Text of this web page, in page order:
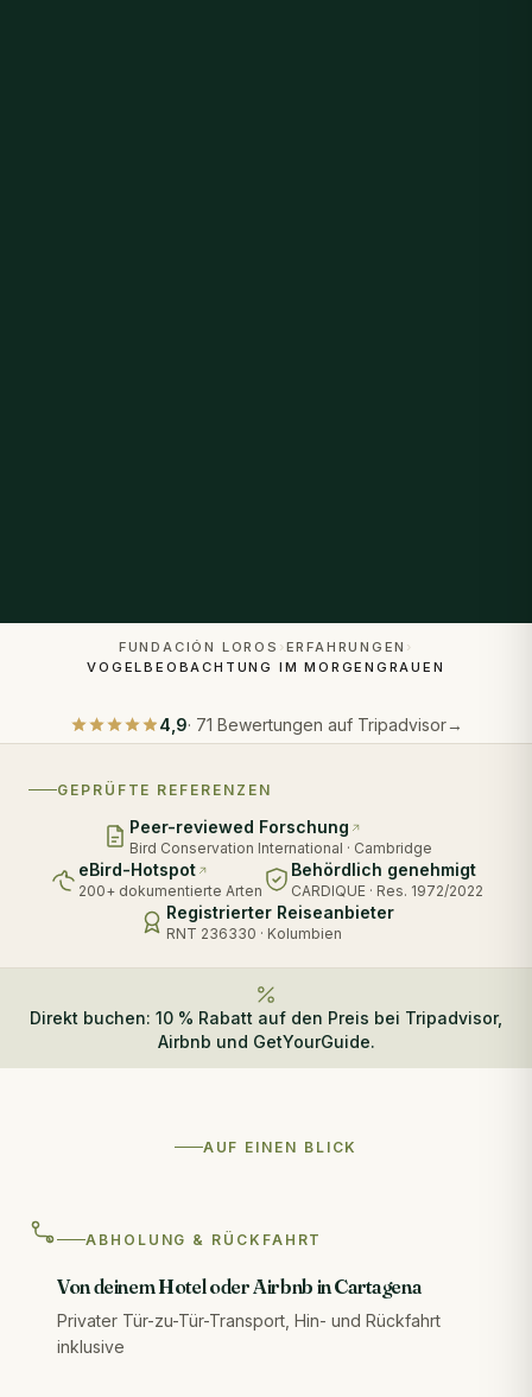
FUNDACIÓN LOROS ›ERFAHRUNGEN ›
VOGELBEOBACHTUNG IM MORGENGRAUEN
4,9· 71 Bewertungen auf Tripadvisor→
GEPRÜFTE REFERENZEN
Peer-reviewed Forschung
Bird Conservation International · Cambridge
eBird-Hotspot
200+ dokumentierte Arten
Behördlich genehmigt
CARDIQUE · Res. 1972/2022
Registrierter Reiseanbieter
RNT 236330 · Kolumbien
Direkt buchen: 10 % Rabatt auf den Preis bei Tripadvisor,
Airbnb und GetYourGuide.
AUF EINEN BLICK
ABHOLUNG & RÜCKFAHRT
Von deinem Hotel oder Airbnb in Cartagena
Privater Tür-zu-Tür-Transport, Hin- und Rückfahrt
inklusive